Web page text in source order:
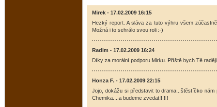
Mirek - 17.02.2009 16:15
Hezký report. A sláva za tuto výhru všem
Možná i to sehrálo svou roli :-)
Radim - 17.02.2009 16:24
Díky za morální podporu Mirku. Příště bych Tě
Honza F. - 17.02.2009 22:15
Jojo, dokážu si představit to drama...štěstíčko
Chemika....a budeme zvedat!!!!!!